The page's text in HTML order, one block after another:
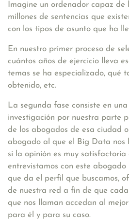
Imagine un ordenador capaz de
millones de sentencias que
con los tipos de asunto que ha
En nuestro primer proceso de
cuántos años de ejercicio lleva
temas se ha especializado, qué
obtenido, etc.
La segunda fase consiste en
investigación por nuestra parte
de los abogados de esa ciudad
abogado al que el Big Data nos
si la opinión es muy satisfactoria
entrevistamos con este abogado
que da el perfil que buscamos,
de nuestra red a fin de que
que nos llaman accedan al
para él y para su caso.